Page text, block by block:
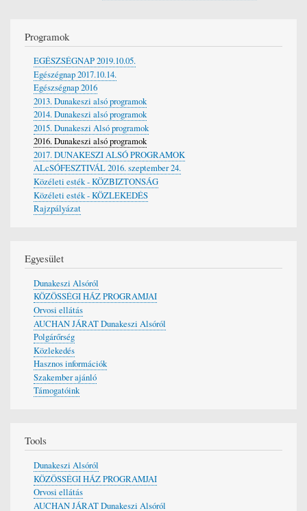
Programok
EGÉSZSÉGNAP 2019.10.05.
Egészégnap 2017.10.14.
Egészségnap 2016
2013. Dunakeszi alsó programok
2014. Dunakeszi alsó programok
2015. Dunakeszi Alsó programok
2016. Dunakeszi alsó programok
2017. DUNAKESZI ALSÓ PROGRAMOK
ALcSÓFESZTIVÁL 2016. szeptember 24.
Közéleti esték - KÖZBIZTONSÁG
Közéleti esték - KÖZLEKEDÉS
Rajzpályázat
Egyesület
Dunakeszi Alsóról
KÖZÖSSÉGI HÁZ PROGRAMJAI
Orvosi ellátás
AUCHAN JÁRAT Dunakeszi Alsóról
Polgárőrség
Közlekedés
Hasznos információk
Szakember ajánló
Támogatóink
Tools
Dunakeszi Alsóról
KÖZÖSSÉGI HÁZ PROGRAMJAI
Orvosi ellátás
AUCHAN JÁRAT Dunakeszi Alsóról